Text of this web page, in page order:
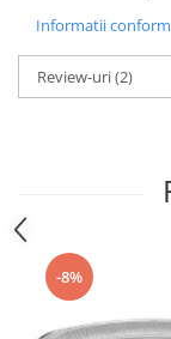
Informatii
Review-uri(2)
-8%